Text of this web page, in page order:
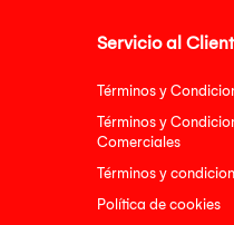
Servicio al
Términos y
Términos y
Comerciales
Términos y
Política de cookies